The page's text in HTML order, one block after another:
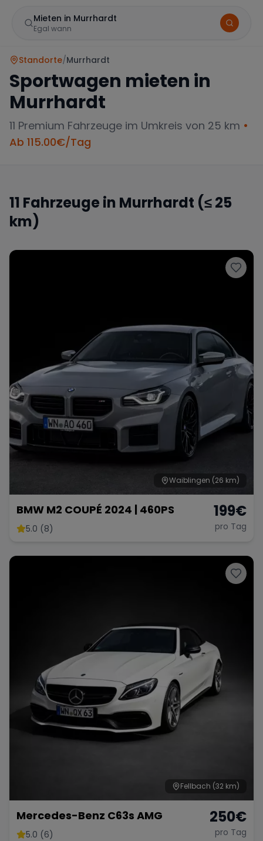
Mieten in Murrhardt
Egal wann
Jaguar
Tesla Chevrolet Dodge
Aston Martin
Bugatti Lotus Maserati
Standorte/Murrhardt
Sportwagen mieten in
Murrhardt
11 Premium Fahrzeuge im Umkreis von 25 km •
Ab 115.00€/Tag
11 Fahrzeuge in Murrhardt (≤ 25
km)
Waiblingen (26 km)
BMW M2 COUPÉ 2024 | 460PS
5.0 (8)
199€
pro Tag
Fellbach (32 km)
Mercedes-Benz C63s AMG
5.0 (6)
250€
pro Tag